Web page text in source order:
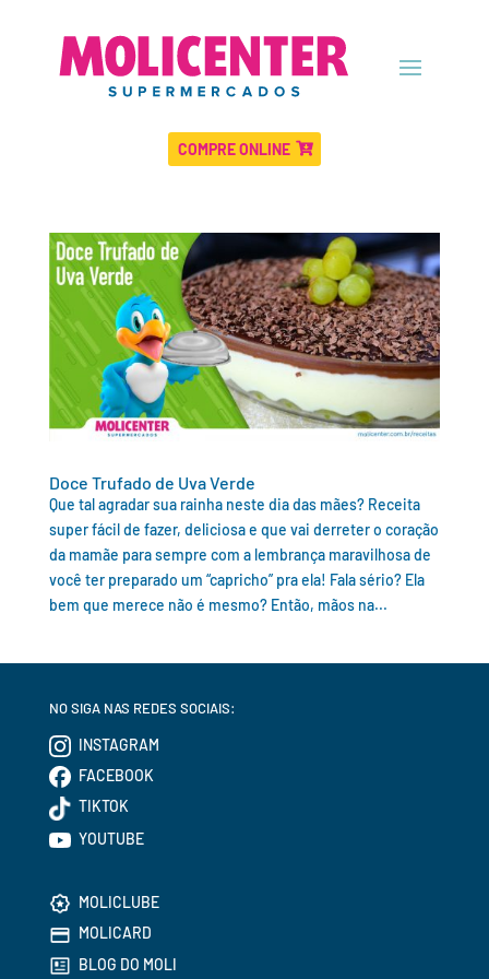
COMPRE ONLINE
Doce Trufado de Uva Verde
Que tal agradar sua rainha neste dia das mães? Receita
super fácil de fazer, deliciosa e que vai derreter o coração
da mamãe para sempre com a lembrança maravilhosa de
você ter preparado um “capricho” pra ela! Fala sério? Ela
bem que merece não é mesmo? Então, mãos na...
NO SIGA NAS REDES SOCIAIS:
INSTAGRAM
FACEBOOK
TIKTOK
YOUTUBE
MOLICLUBE
MOLICARD
BLOG DO MOLI